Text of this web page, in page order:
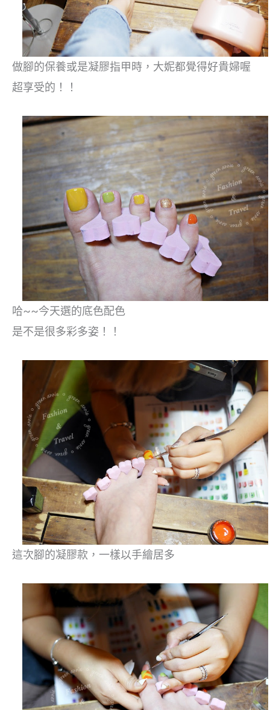
做腳的保養或是凝膠指甲時，大妮都覺得好貴婦喔
超享受的！！
哈~~今天選的底色配色
是不是很多彩多姿！！
這次腳的凝膠款，一樣以手繪居多